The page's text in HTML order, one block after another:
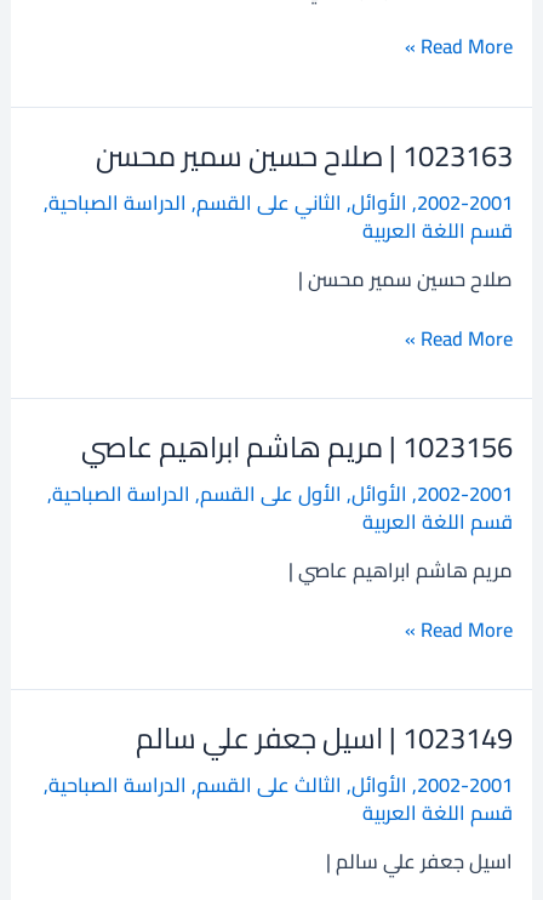
غزالي
Read More »
1023163 | صلاح حسين سمير محسن
2002-2001
, الأوائل, الثاني على القسم, الدراسة الصباحية,
قسم اللغة العربية
صلاح حسين سمير محسن |
1023163
صلاح
حسين
سمير
محسن
Read More »
1023156 | مريم هاشم ابراهيم عاصي
2002-2001
, الأوائل, الأول على القسم, الدراسة الصباحية,
قسم اللغة العربية
مريم هاشم ابراهيم عاصي |
1023156
مريم
هاشم
ابراهيم
عاصي
Read More »
1023149 | اسيل جعفر علي سالم
2002-2001
, الأوائل, الثالث على القسم, الدراسة الصباحية,
قسم اللغة العربية
اسيل جعفر علي سالم |
1023149
اسيل
جعفر
علي
سالم